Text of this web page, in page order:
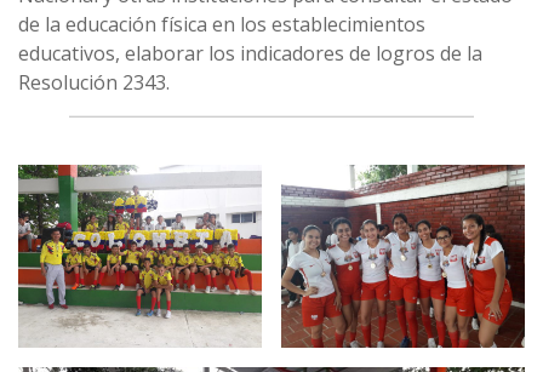
de la educación física en los establecimientos
educativos, elaborar los indicadores de logros de la
Resolución 2343.